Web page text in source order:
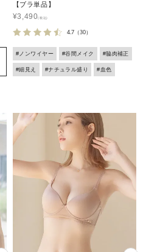
【ブラ単品】
¥3,490
4.7（30）
#ノンワイヤー #谷間メイク #脇肉補正
#細見え #ナチュラル盛り #血色